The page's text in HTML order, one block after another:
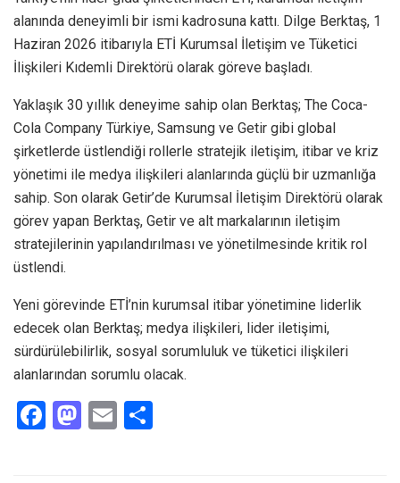
alanında deneyimli bir ismi kadrosuna kattı. Dilge Berktaş, 1
Haziran 2026 itibarıyla ETİ Kurumsal İletişim ve Tüketici
İlişkileri Kıdemli Direktörü olarak göreve başladı.
Yaklaşık 30 yıllık deneyime sahip olan Berktaş; The Coca-
Cola Company Türkiye, Samsung ve Getir gibi global
şirketlerde üstlendiği rollerle stratejik iletişim, itibar ve kriz
yönetimi ile medya ilişkileri alanlarında güçlü bir uzmanlığa
sahip. Son olarak Getir’de Kurumsal İletişim Direktörü olarak
görev yapan Berktaş, Getir ve alt markalarının iletişim
stratejilerinin yapılandırılması ve yönetilmesinde kritik rol
üstlendi.
Yeni görevinde ETİ’nin kurumsal itibar yönetimine liderlik
edecek olan Berktaş; medya ilişkileri, lider iletişimi,
sürdürülebilirlik, sosyal sorumluluk ve tüketici ilişkileri
alanlarından sorumlu olacak.
F
M E